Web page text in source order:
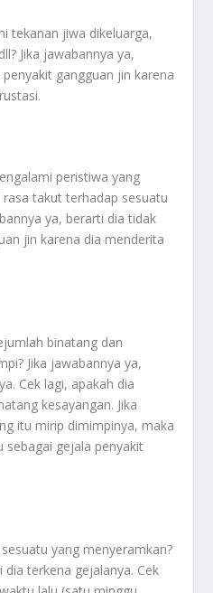
tekanan jiwa dikeluarga,
Jika jawabannya ya,
gangguan jin karena
peristiwa yang
takut terhadap sesuatu
ya, berarti dia tidak
jin karena dia menderita
binatang dan
Jika jawabannya ya,
Cek lagi, apakah dia
kesayangan. Jika
itu mirip dimimpinya, maka
sebagai gejala penyakit
yang menyeramkan?
dia terkena gejalanya. Cek